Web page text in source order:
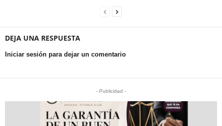
DEJA UNA RESPUESTA
Iniciar sesión para dejar un comentario
- Publicidad -